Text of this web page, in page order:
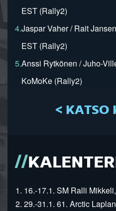
EST (Rally2)
4.Jaspar Vaher / Rait
EST (Rally2)
5.Anssi Rytkönen / Juho-
KoMoKe (Rally2)
< KATSO
1. 16.-17.1. SM Ralli
2. 29.-31.1. 61. Arctic